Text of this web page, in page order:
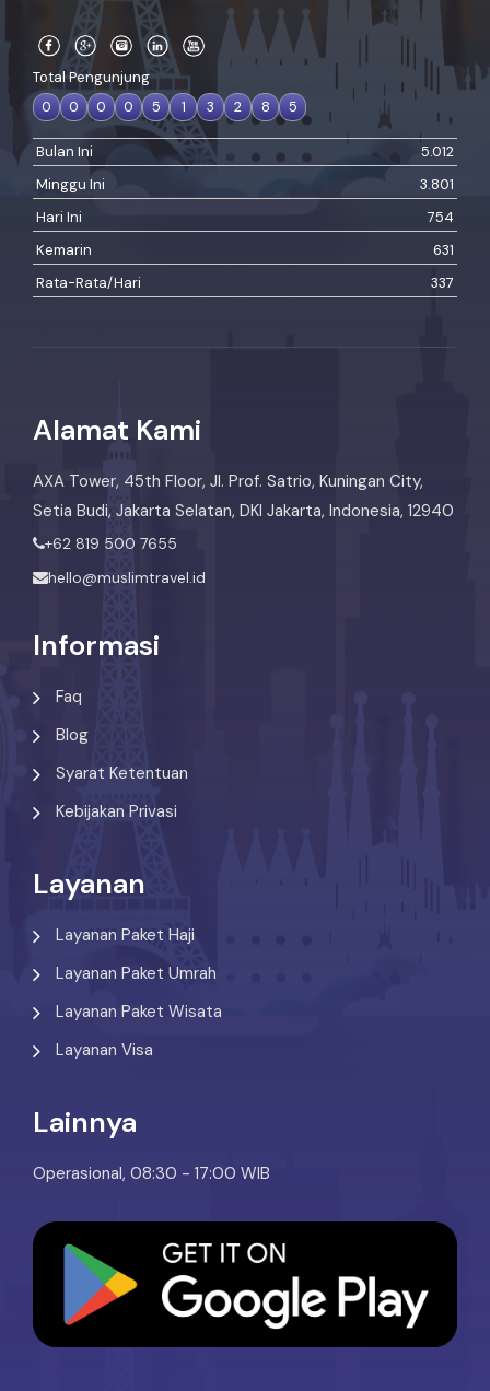
Total Pengunjung
0
0 0 0 5 1 3 2 8 5
Bulan Ini
5.012
Minggu Ini
3.801
Hari Ini
754
Kemarin
631
Rata-Rata/Hari
337
Alamat Kami
AXA Tower, 45th Floor, Jl. Prof. Satrio, Kuningan City,
Setia Budi, Jakarta Selatan, DKI Jakarta, Indonesia, 12940
+62 819 500 7655
hello@muslimtravel.id
Informasi
Faq
Blog
Syarat Ketentuan
Kebijakan Privasi
Layanan
Layanan Paket Haji
Layanan Paket Umrah
Layanan Paket Wisata
Layanan Visa
Lainnya
Operasional, 08:30 - 17:00 WIB